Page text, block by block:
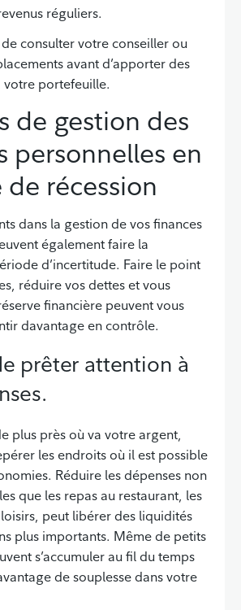
réguliers.
consulter votre conseiller ou
avant d’apporter des
votre portefeuille.
de gestion des
personnelles en
récession
dans la gestion de vos finances
également faire la
d’incertitude. Faire le point
réduire vos dettes et vous
financière peuvent vous
davantage en contrôle.
prêter attention à
plus près où va votre argent,
les endroits où il est possible
Réduire les dépenses non
que les repas au restaurant, les
peut libérer des liquidités
plus importants. Même de petits
s’accumuler au fil du temps
de souplesse dans votre